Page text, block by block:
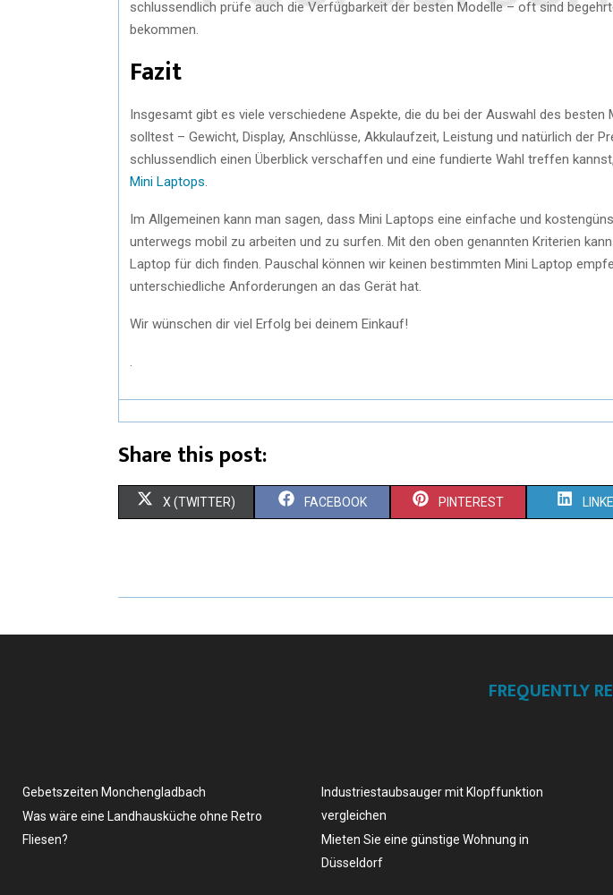
schlussendlich prüfe auch die Verfügbarkeit der besten Modelle – oft sind
bekommen.
Fazit
Insgesamt gibt es viele verschiedene Aspekte, die du bei der Auswahl des besten
solltest – Gewicht, Display, Anschlüsse, Akkulaufzeit, Leistung und natürlich der
schlussendlich einen Überblick verschaffen und eine fundierte Wahl treffen
Mini Laptops
Im Allgemeinen kann man sagen, dass Mini Laptops eine einfache und
unterwegs mobil zu arbeiten und zu surfen. Mit den oben genannten Kriterien
Laptop für dich finden. Pauschal können wir keinen bestimmten Mini Laptop
unterschiedliche Anforderungen an das Gerät hat.
Wir wünschen dir viel Erfolg bei deinem Einkauf!
Share this post:
X (TWITTER) FACEBOOK PINTEREST
FREQUENTLY
Gebetszeiten Monchengladbach
Was wäre eine Landhausküche ohne Retro
Fliesen?
Industriestaubsauger mit Klopffunktion
vergleichen
Mieten Sie eine günstige Wohnung in
Düsseldorf